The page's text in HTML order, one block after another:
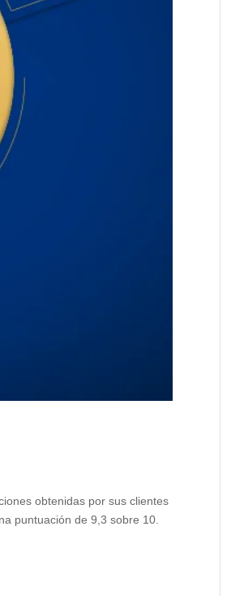
obtenidas por sus clientes
puntuación de 9,3 sobre 10.